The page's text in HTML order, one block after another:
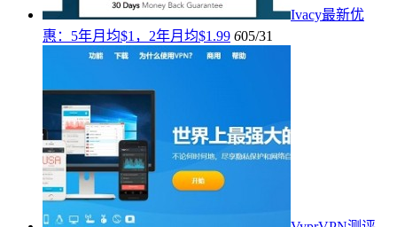
Ivacy最新优
惠：5年月均$1，2年月均$1.99 605/31